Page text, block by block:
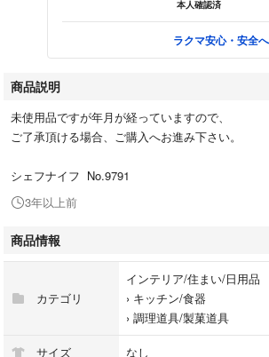
本人確認済
ラクマ安心・安全
商品説明
未使用品ですが年月が経っていますので、
ご了承頂ける場合、ご購入へお進み下さい。
シェフナイフ No.9791
3年以上前
商品情報
カテゴリ
インテリア/住まい/日用品
› キッチン/食器
› 調理道具/製菓道具
サイズ なし